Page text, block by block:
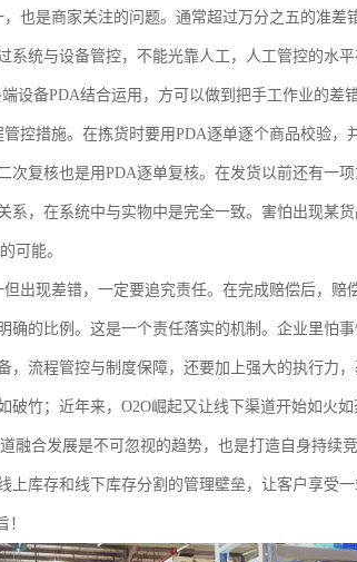
也是商家关注的问题。通常超过万分之五的准差
系统与设备管控，不能光靠人工，人工管控的水
设备PDA结合运用，方可以做到把手工作业的差
控措施。在拣货时要用PDA逐单逐个商品校验
次复核也是用PDA逐单复核。在发货以前还有一
系，在系统中与实物中是完全一致。害怕出现某
可能。
出现差错，一定要追究责任。在完成赔偿后，赔
确的比例。这是一个责任落实的机制。企业里怕
，流程管控与制度保障，还要加上强大的执行力
竹；近年来，O2O崛起又让线下渠道开始如火
融合发展是不可忽视的趋势，也是打造自身持续
上库存和线下库存分割的管理壁垒，让客户享受